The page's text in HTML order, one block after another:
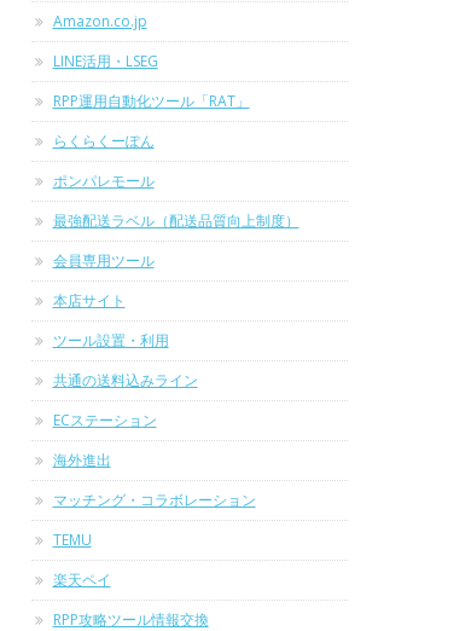
Amazon.co.jp
LINE活用・LSEG
RPP運用自動化ツール「RAT」
らくらくーぽん
ポンパレモール
最強配送ラベル（配送品質向上制度）
会員専用ツール
本店サイト
ツール設置・利用
共通の送料込みライン
ECステーション
海外進出
マッチング・コラボレーション
TEMU
楽天ペイ
RPP攻略ツール情報交換